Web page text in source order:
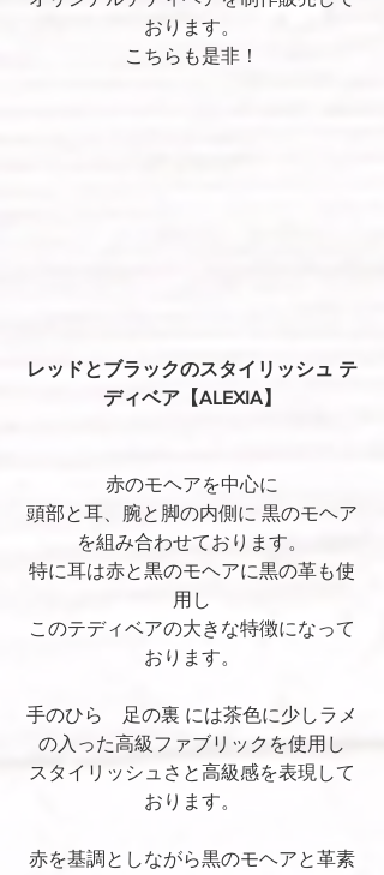
おります。
こちらも是非！
レッドとブラックのスタイリッシュ テ
ディベア【ALEXIA】
赤のモヘアを中心に
頭部と耳、腕と脚の内側に 黒のモヘア
を組み合わせております。
特に耳は赤と黒のモヘアに黒の革も使
用し
このテディベアの大きな特徴になって
おります。
手のひら　足の裏 には茶色に少しラメ
の入った高級ファブリックを使用し
スタイリッシュさと高級感を表現して
おります。
赤を基調としながら黒のモヘアと革素